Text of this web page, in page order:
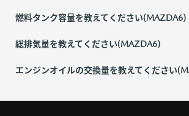
燃料タンク容量を教えてください(MAZDA6)
総排気量を教えてください(MAZDA6)
エンジンオイルの交換量を教えてくださ